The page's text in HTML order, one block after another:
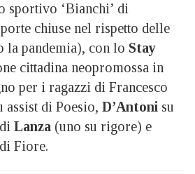
sportivo ‘Bianchi’ di
chiuse nel rispetto delle
la pandemia), con lo Stay
cittadina neopromossa in
per i ragazzi di Francesco
assist di Poesio, D’Antoni su
Lanza (uno su rigore) e
Fiore.